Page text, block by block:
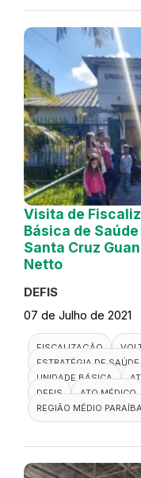
Visita de
Básica de
Santa Cruz
Netto
DEFIS
07 de Julho de 2021
FISCALIZAÇÃO
ESTRATÉGIA DE
UNIDADE BÁSICA
DEFIS
ATO MÉDICO
REGIÃO MÉDIO